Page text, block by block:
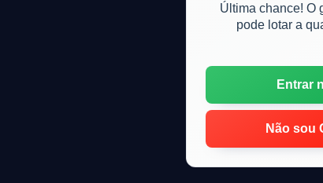
Última chance! O
pode lotar a
Entrar
Não sou